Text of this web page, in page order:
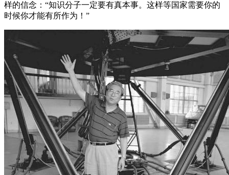
样的信念：“知识分子一定要有真本事。这样等国家需要你的
时候你才能有所作为！”